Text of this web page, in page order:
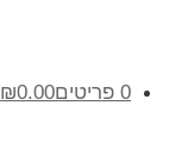
0 פריטים ₪0.00